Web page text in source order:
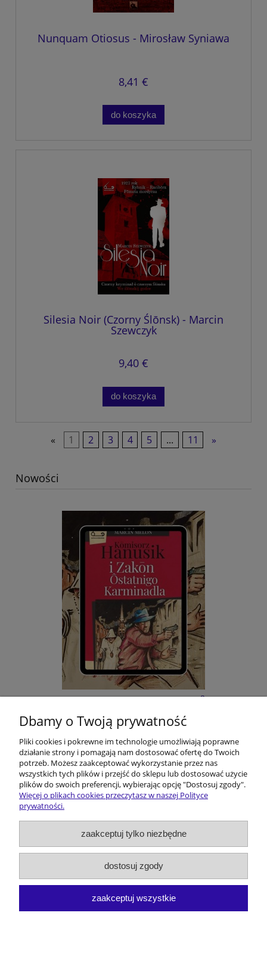
Nunquam Otiosus - Mirosław Syniawa
8,41 €
do koszyka
Silesia Noir (Czorny Ślōnsk) - Marcin
Szewczyk
9,40 €
do koszyka
« 1 2 3 4 5 ... 11 »
Nowości
E-BOOK: Kōmisorz Hanusik i Zakōn Ôstatnigo
Karminadla - M. Melon
5,30 €
do koszyka
Pomoc
Dostawa i koszty
Moje konto
Dbamy o Twoją prywatność
Pliki cookies i pokrewne im technologie umożliwiają poprawne
działanie strony i pomagają nam dostosować ofertę do Twoich
potrzeb. Możesz zaakceptować wykorzystanie przez nas
wszystkich tych plików i przejść do sklepu lub dostosować użycie
plików do swoich preferencji, wybierając opcję "Dostosuj zgody".
Więcej o plikach cookies przeczytasz w naszej Polityce
prywatności.
zaakceptuj tylko niezbędne
dostosuj zgody
zaakceptuj wszystkie